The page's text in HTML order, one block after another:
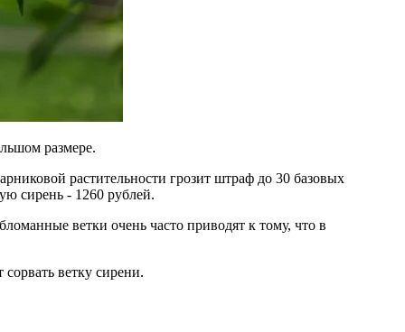
размере.
растительности грозит штраф до 30 базовых
сирень - 1260 рублей.
ветки очень часто приводят к тому, что в
ветку сирени.